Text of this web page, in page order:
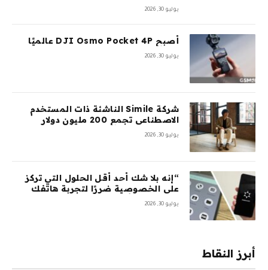
يوليو 30, 2026
أصبح DJI Osmo Pocket 4P عالميًا
يوليو 30, 2026
شركة Simile الناشئة ذات المستخدم
الاصطناعي تجمع 200 مليون دولار
يوليو 30, 2026
“إنه بلا شك أحد أقل الحلول التي تركز
على الخصوصية ضررًا لتجربة هاتفك
المحمول”: أمضيت شهرًا في اختبار
يوليو 30, 2026
أبرز النقاط